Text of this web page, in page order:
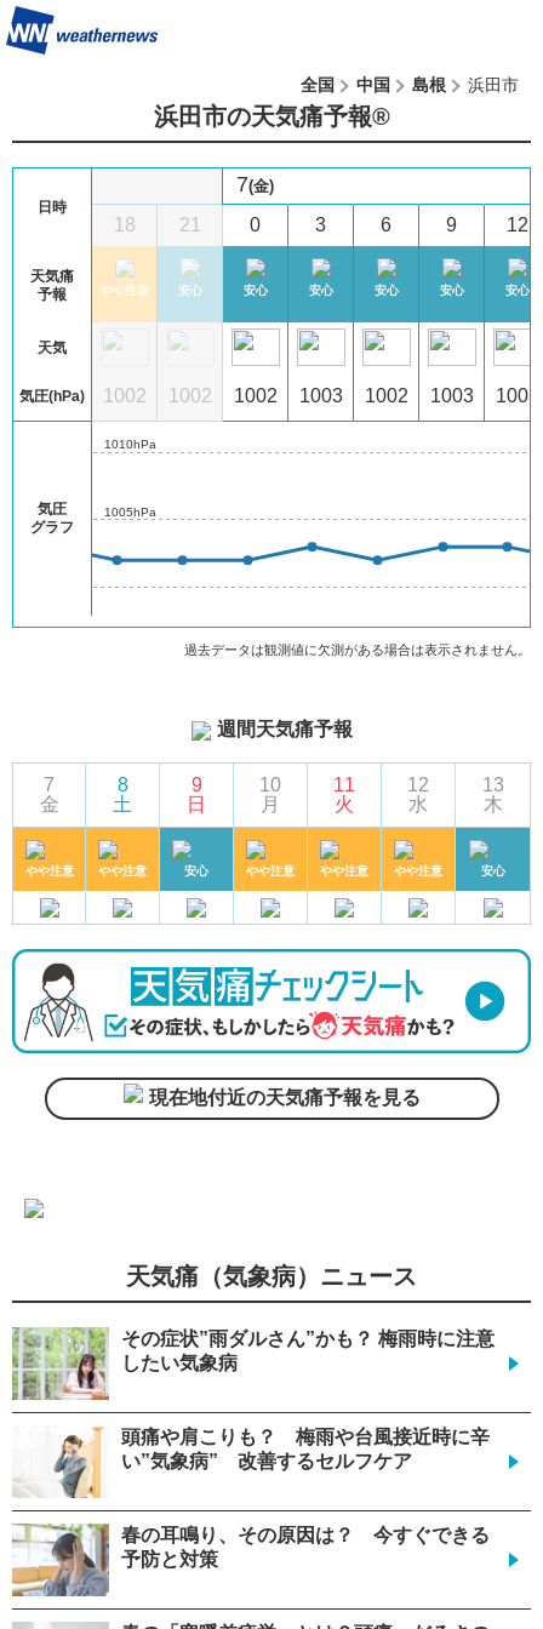
全国 中国 島根 浜田市
浜田市の天気痛予報®︎
日時
天気痛
予報
天気
気圧(hPa)
気圧
グラフ
注意
1003
18
やや注意
1002
21
安心
1002
7(金)
0
安心
1002
3
安心
1003
6
安心
1002
9
安心
1003
12
安心
1003
1005hPa
1010hPa
過去データは観測値に欠測がある場合は表示されません。
週間天気痛予報
7
金
やや注意
8
土
やや注意
9
日
安心
10
月
やや注意
11
火
やや注意
12
水
やや注意
13
木
安心
現在地付近の天気痛予報を見る
天気痛（気象病）ニュース
その症状”雨ダルさん”かも？ 梅雨時に注意
したい気象病
頭痛や肩こりも？ 梅雨や台風接近時に辛
い”気象病” 改善するセルフケア
春の耳鳴り、その原因は？ 今すぐできる
予防と対策